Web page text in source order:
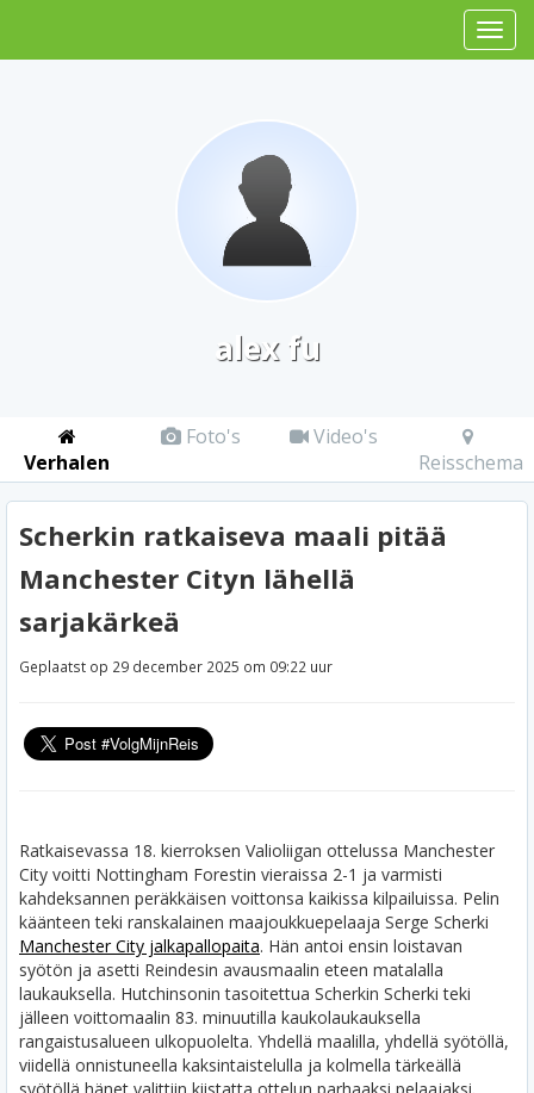
alex fu
Verhalen
Foto's
Video's
Reisschema
Scherkin ratkaiseva maali pitää
Manchester Cityn lähellä
sarjakärkeä
Geplaatst op 29 december 2025 om 09:22 uur
Ratkaisevassa 18. kierroksen Valioliigan ottelussa Manchester
City voitti Nottingham Forestin vieraissa 2-1 ja varmisti
kahdeksannen peräkkäisen voittonsa kaikissa kilpailuissa. Pelin
käänteen teki ranskalainen maajoukkuepelaaja Serge Scherki
Manchester City jalkapallopaita. Hän antoi ensin loistavan
syötön ja asetti Reindesin avausmaalin eteen matalalla
laukauksella. Hutchinsonin tasoitettua Scherkin Scherki teki
jälleen voittomaalin 83. minuutilla kaukolaukauksella
rangaistusalueen ulkopuolelta. Yhdellä maalilla, yhdellä syötöllä,
viidellä onnistuneella kaksintaistelulla ja kolmella tärkeällä